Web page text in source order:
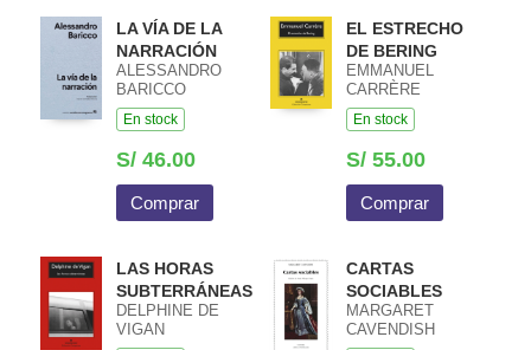
LA VÍA DE LA
NARRACIÓN
ALESSANDRO
BARICCO
En stock
S/ 46.00
Comprar
EL ESTRECHO
DE BERING
EMMANUEL
CARRÈRE
En stock
S/ 55.00
Comprar
LAS HORAS
SUBTERRÁNEAS
DELPHINE DE
VIGAN
CARTAS
SOCIABLES
MARGARET
CAVENDISH